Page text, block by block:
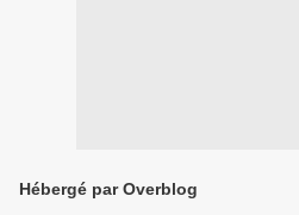
Hébergé par Overblog